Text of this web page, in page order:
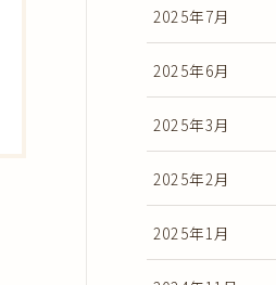
2025年7月
2025年6月
2025年3月
2025年2月
2025年1月